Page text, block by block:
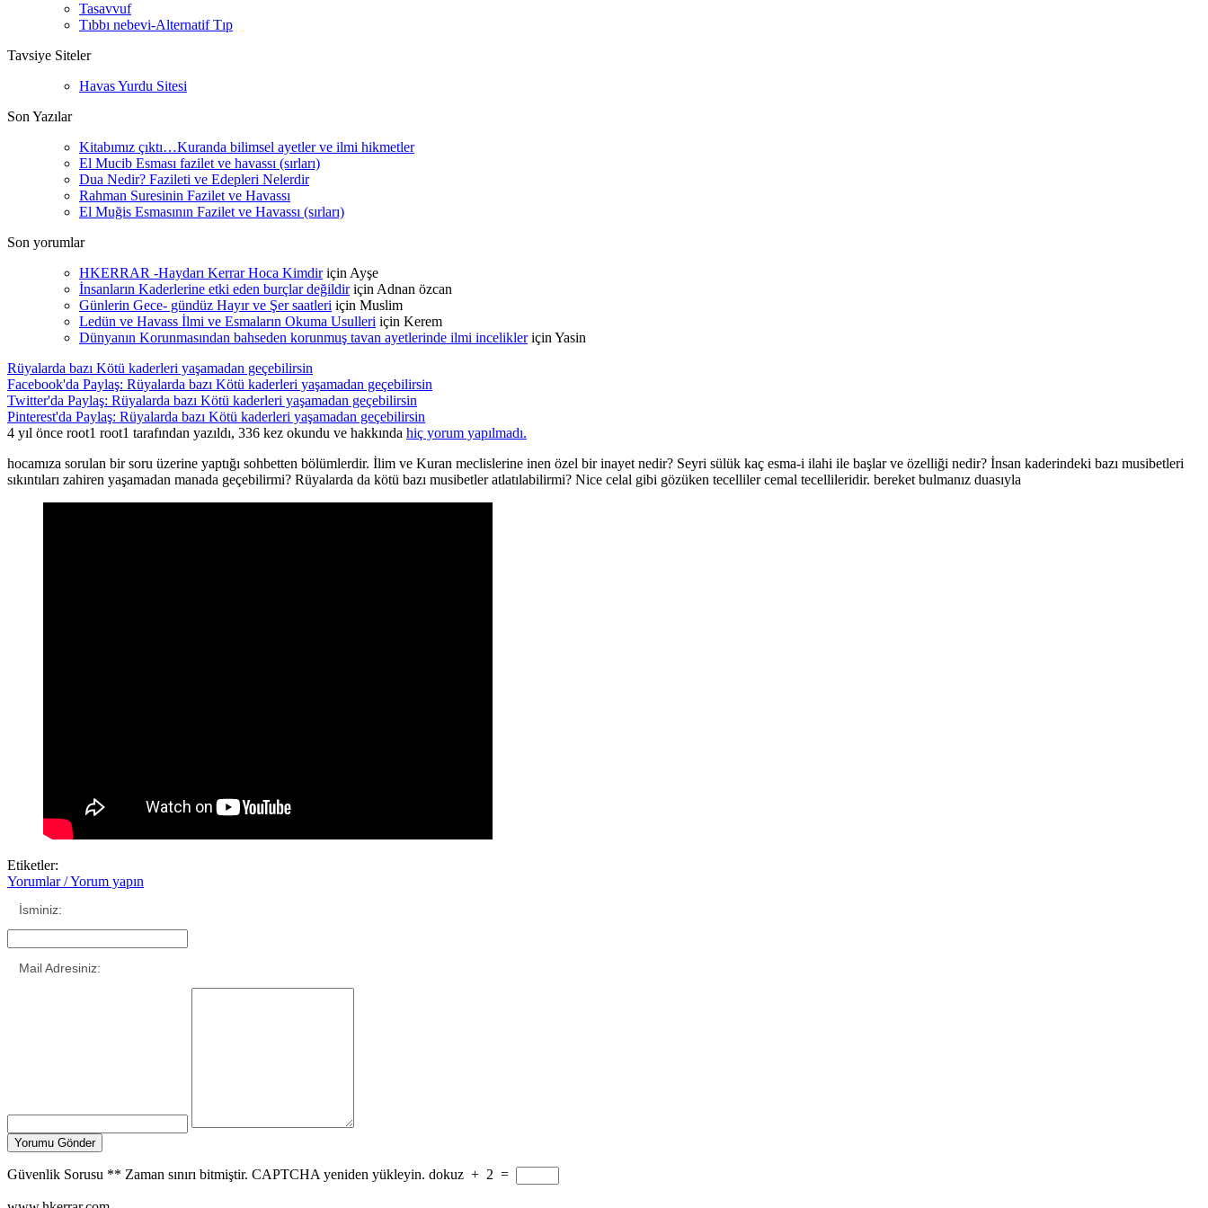
Tasavvuf
Tıbbı nebevi-Alternatif Tıp
Tavsiye Siteler
Havas Yurdu Sitesi
Son Yazılar
Kitabımız çıktı…Kuranda bilimsel ayetler ve ilmi hikmetler
El Mucib Esması fazilet ve havassı (sırları)
Dua Nedir? Fazileti ve Edepleri Nelerdir
Rahman Suresinin Fazilet ve Havassı
El Muğis Esmasının Fazilet ve Havassı (sırları)
Son yorumlar
HKERRAR -Haydarı Kerrar Hoca Kimdiriçin Ayşe
İnsanların Kaderlerine etki eden burçlar değildiriçin Adnan özcan
Günlerin Gece- gündüz Hayır ve Şer saatleri için Muslim
Ledün ve Havass İlmi ve Esmaların Okuma Usulleri için Kerem
Dünyanın Korunmasından bahseden korunmuş tavan ayetlerinde ilmi incelikleriçin Yasin
Rüyalarda bazı Kötü kaderleri yaşamadan geçebilirsin
Facebook'da Paylaş: Rüyalarda bazı Kötü kaderleri yaşamadan geçebilirsin
Twitter'da Paylaş: Rüyalarda bazı Kötü kaderleri yaşamadan geçebilirsin
Pinterest'da Paylaş: Rüyalarda bazı Kötü kaderleri yaşamadan geçebilirsin
4 yıl önce root1 root1 tarafından yazıldı, 336 kez okundu ve hakkında hiç yorum yapılmadı.
hocamıza sorulan bir soru üzerine yaptığı sohbetten bölümlerdir. İlim ve Kuran meclislerine inen özel bir inayet nedir? Seyri sülük kaç esma-i ilahi ile başlar ve özelliği nedir? İnsan kaderindeki bazı musibetleri
sıkıntıları zahiren yaşamadan manada geçebilirmi? Rüyalarda da kötü bazı musibetler atlatılabilirmi? Nice celal gibi gözüken tecelliler cemal tecellileridir. bereket bulmanız duasıyla
Etiketler:
Yorumlar / Yorum yapın
İsminiz:
Mail Adresiniz:
Güvenlik Sorusu ** Zaman sınırı bitmiştir. CAPTCHA yeniden yükleyin. dokuz + 2 =